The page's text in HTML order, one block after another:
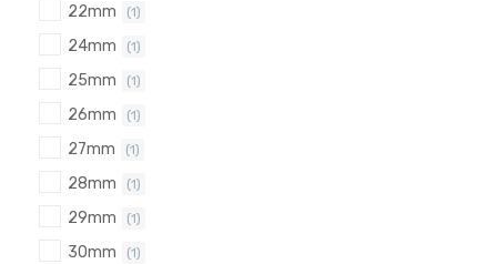
22mm (1)
24mm (1)
25mm (1)
26mm (1)
27mm (1)
28mm (1)
29mm (1)
30mm (1)